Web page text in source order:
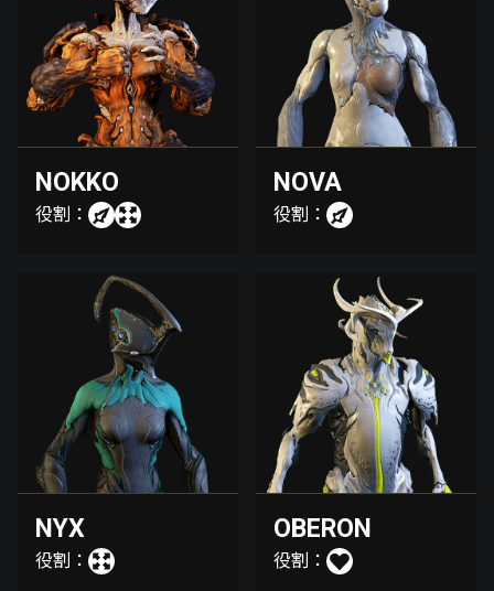
NOKKO
役割：
NOVA
役割：
NYX
役割：
OBERON
役割：